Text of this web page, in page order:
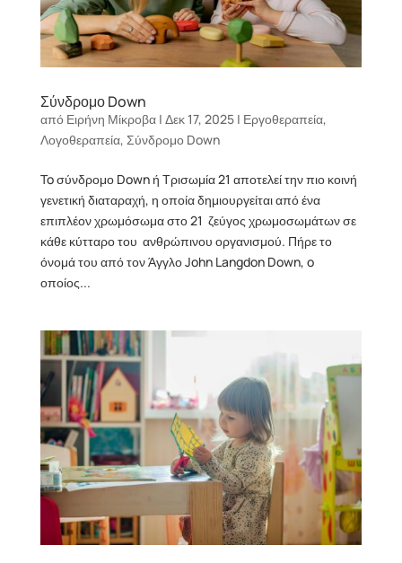
Σύνδρομο Down
από Ειρήνη Μίκροβα| Δεκ 17, 2025| Εργοθεραπεία,
Λογοθεραπεία, Σύνδρομο Down
To σύνδρομο Down ή Τρισωμία 21 αποτελεί την πιο κοινή
γενετική διαταραχή, η οποία δημιουργείται από ένα
επιπλέον χρωμόσωμα στο 21 ζεύγος χρωμοσωμάτων σε
κάθε κύτταρο του ανθρώπινου οργανισμού. Πήρε το
όνομά του από τον Άγγλο John Langdon Down, o
οποίος...